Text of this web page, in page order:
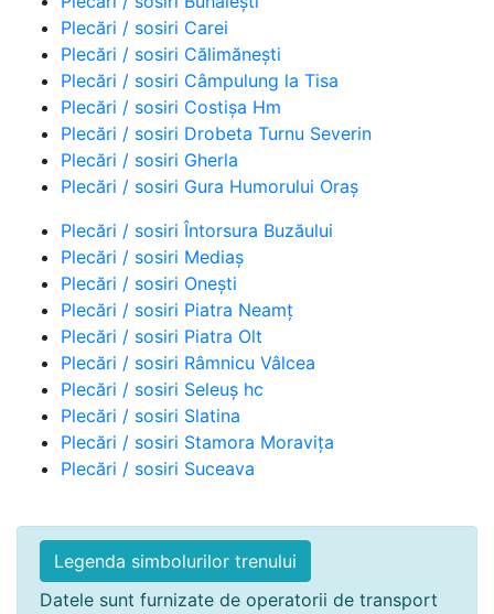
Plecări / sosiri Carei
Plecări / sosiri Călimănești
Plecări / sosiri Câmpulung la Tisa
Plecări / sosiri Costișa Hm
Plecări / sosiri Drobeta Turnu Severin
Plecări / sosiri Gherla
Plecări / sosiri Gura Humorului Oraș
Plecări / sosiri Întorsura Buzăului
Plecări / sosiri Mediaș
Plecări / sosiri Onești
Plecări / sosiri Piatra Neamț
Plecări / sosiri Piatra Olt
Plecări / sosiri Râmnicu Vâlcea
Plecări / sosiri Seleuș hc
Plecări / sosiri Slatina
Plecări / sosiri Stamora Moravița
Plecări / sosiri Suceava
Legenda simbolurilor trenului
Datele sunt furnizate de operatorii de transport